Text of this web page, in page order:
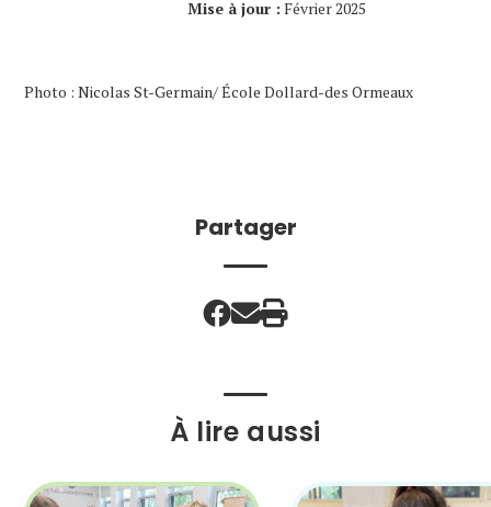
Mise à jour : Février 2025
Photo : Nicolas St-Germain/ École Dollard-des Ormeaux
Partager
À lire aussi